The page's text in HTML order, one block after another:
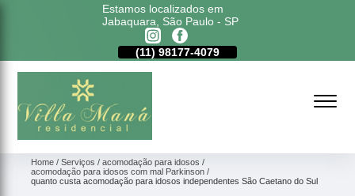
Estamos localizados em
Jabaquara, São Paulo - SP
(11)98177-4079
Home Serviços
acomodação para idosos
acomodação para idosos com mal Parkinson
quanto custa acomodação para idosos independentes São Caetano do Sul